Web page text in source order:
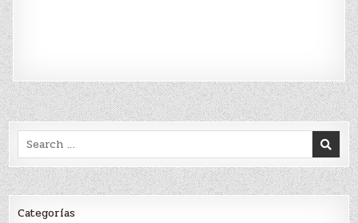
Search
for:
Categorías